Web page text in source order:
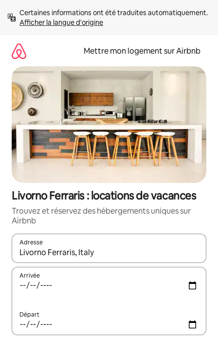
directement
Afficher la langue d'origine
Mettre mon logement sur Airbnb
Livorno Ferraris : locations de vacances
Trouvez et réservez des hébergements uniques sur
Airbnb
Adresse
Lorsque les résultats s'affichent, utilisez les flèches vers le
Arrivée
Départ